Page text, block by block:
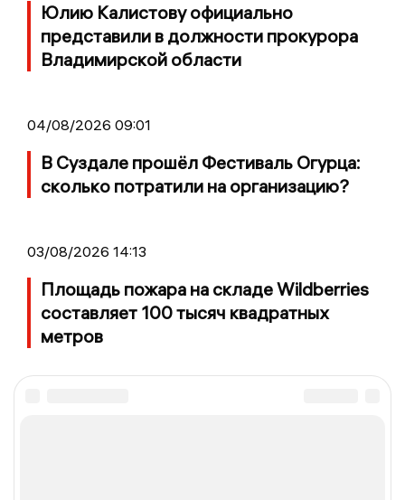
Юлию Калистову официально
представили в должности прокурора
Владимирской области
04/08/2026 09:01
В Суздале прошёл Фестиваль Огурца:
сколько потратили на организацию?
03/08/2026 14:13
Площадь пожара на складе Wildberries
составляет 100 тысяч квадратных
метров